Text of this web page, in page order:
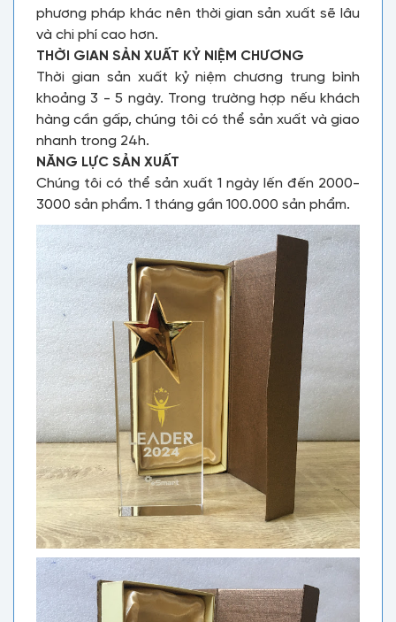
phương pháp khác nên thời gian sản xuất sẽ lâu
và chi phí cao hơn.
THỜI GIAN SẢN XUẤT KỶ NIỆM CHƯƠNG
Thời gian sản xuất kỷ niệm chương trung bình
khoảng 3 - 5 ngày. Trong trường hợp nếu khách
hàng cần gấp, chúng tôi có thể sản xuất và giao
nhanh trong 24h.
NĂNG LỰC SẢN XUẤT
Chúng tôi có thể sản xuất 1 ngày lến đến 2000-
3000 sản phẩm. 1 tháng gần 100.000 sản phẩm.